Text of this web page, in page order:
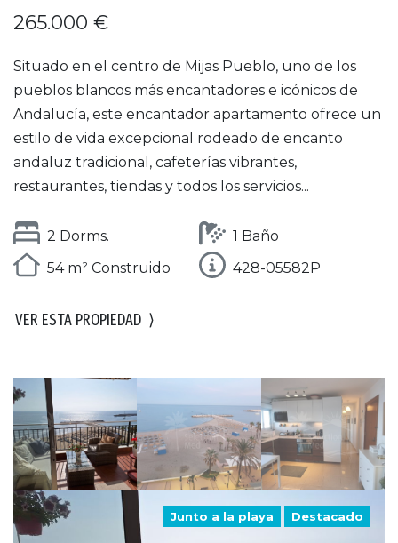
265.000 €
Situado en el centro de Mijas Pueblo, uno de los
pueblos blancos más encantadores e icónicos de
Andalucía, este encantador apartamento ofrece un
estilo de vida excepcional rodeado de encanto
andaluz tradicional, cafeterías vibrantes,
restaurantes, tiendas y todos los servicios...
2 Dorms.
1 Baño
54 m² Construido
428-05582P
VER ESTA PROPIEDAD ⟩
Junto a la playa Destacado